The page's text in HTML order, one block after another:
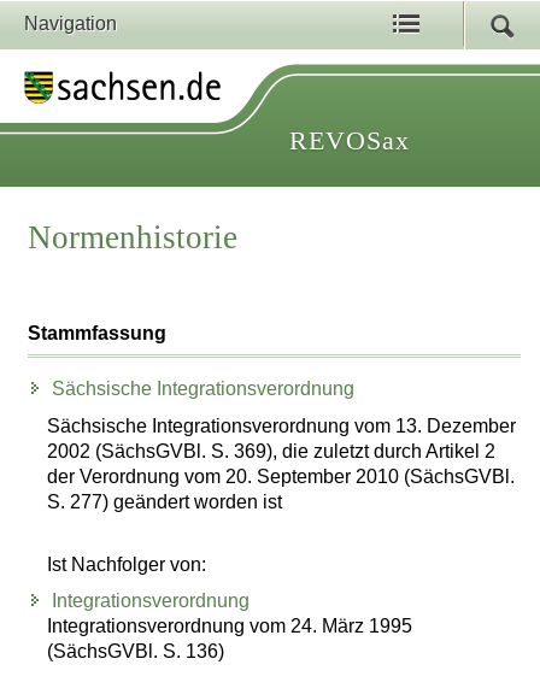
Navigation
REVOSax
Normenhistorie
Stammfassung
Sächsische Integrationsverordnung
Sächsische Integrationsverordnung vom 13. Dezember
2002 (SächsGVBl. S. 369), die zuletzt durch Artikel 2
der Verordnung vom 20. September 2010 (SächsGVBl.
S. 277) geändert worden ist
Ist Nachfolger von:
Integrationsverordnung
Integrationsverordnung vom 24. März 1995
(SächsGVBl. S. 136)